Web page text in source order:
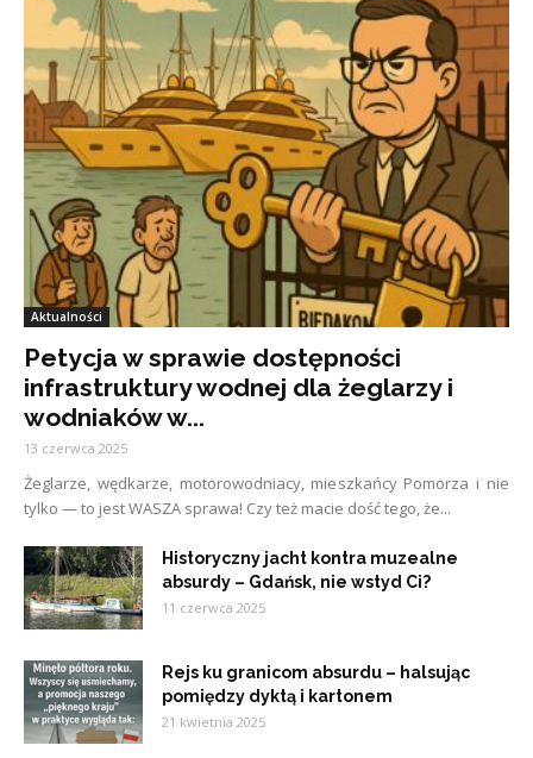
Aktualności
Petycja w sprawie dostępności
infrastruktury wodnej dla żeglarzy i
wodniaków w...
13 czerwca 2025
Żeglarze, wędkarze, motorowodniacy, mieszkańcy Pomorza i nie
tylko — to jest WASZA sprawa! Czy też macie dość tego, że...
Historyczny jacht kontra muzealne
absurdy – Gdańsk, nie wstyd Ci?
11 czerwca 2025
Rejs ku granicom absurdu – halsując
pomiędzy dyktą i kartonem
21 kwietnia 2025